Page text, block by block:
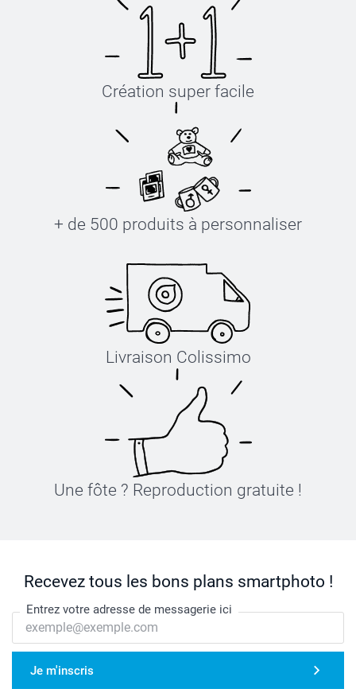
Création super facile
+ de 500 produits à personnaliser
Livraison Colissimo
Une fôte ? Reproduction gratuite !
Recevez tous les bons plans smartphoto !
Entrez votre adresse de messagerie ici
Je m'inscris